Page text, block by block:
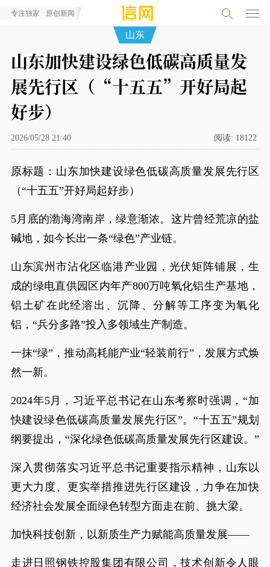
专注独家 · 原创新闻
山东
山东加快建设绿色低碳高质量发
展先行区（“十五五”开好局起
好步）
2026/05/28 21:40 阅读: 18122
原标题：山东加快建设绿色低碳高质量发展先行区
（“十五五”开好局起好步）
5月底的渤海湾南岸，绿意渐浓。这片曾经荒凉的盐
碱地，如今长出一条“绿色”产业链。
山东滨州市沾化区临港产业园，光伏矩阵铺展，生
成的绿电直供园区内年产800万吨氧化铝生产基地，
铝土矿在此经溶出、沉降、分解等工序变为氧化
铝，“兵分多路”投入多领域生产制造。
一抹“绿”，推动高耗能产业“轻装前行”，发展方式焕
然一新。
2024年5月，习近平总书记在山东考察时强调，“加
快建设绿色低碳高质量发展先行区”。“十五五”规划
纲要提出，“深化绿色低碳高质量发展先行区建设。”
深入贯彻落实习近平总书记重要指示精神，山东以
更大力度、更实举措推进先行区建设，力争在加快
经济社会发展全面绿色转型方面走在前、挑大梁。
加快科技创新，以新质生产力赋能高质量发展——
走进日照钢铁控股集团有限公司，技术创新令人眼